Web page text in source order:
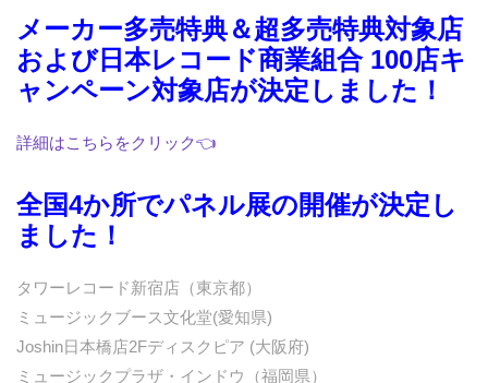
メーカー多売特典＆超多売特典対象店
および日本レコード商業組合 100店キ
ャンペーン対象店が決定しました！
詳細はこちらをクリック👈
全国4か所でパネル展の開催が決定し
ました！
タワーレコード新宿店（東京都）
ミュージックブース文化堂(愛知県)
Joshin日本橋店2Fディスクピア (大阪府)
ミュージックプラザ・インドウ（福岡県）